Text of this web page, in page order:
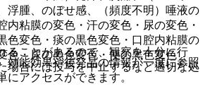
浮腫、のぼせ感、（頻度不明）唾液の
内粘膜の変色・汗の変色・尿の変色・
色変色・痰の黒色変色・口腔内粘膜の
色・尿の黒色変色・便の黒色変色
ることがあるので、観察を十分に行
場合には投与を中止するなど適切な処
効能効果や後発品の情報が一度に参照
にアクセスができます。